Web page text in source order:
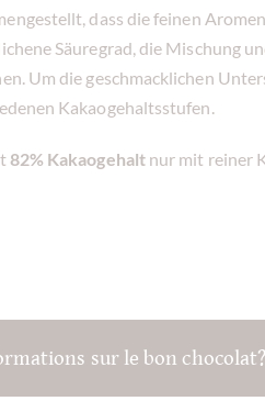
dass die feinen
Säuregrad, die Mischung
Um die geschmacklichen
Kakaogehaltsstufen.
82% Kakaogehaltnur mit reiner
sur le bon